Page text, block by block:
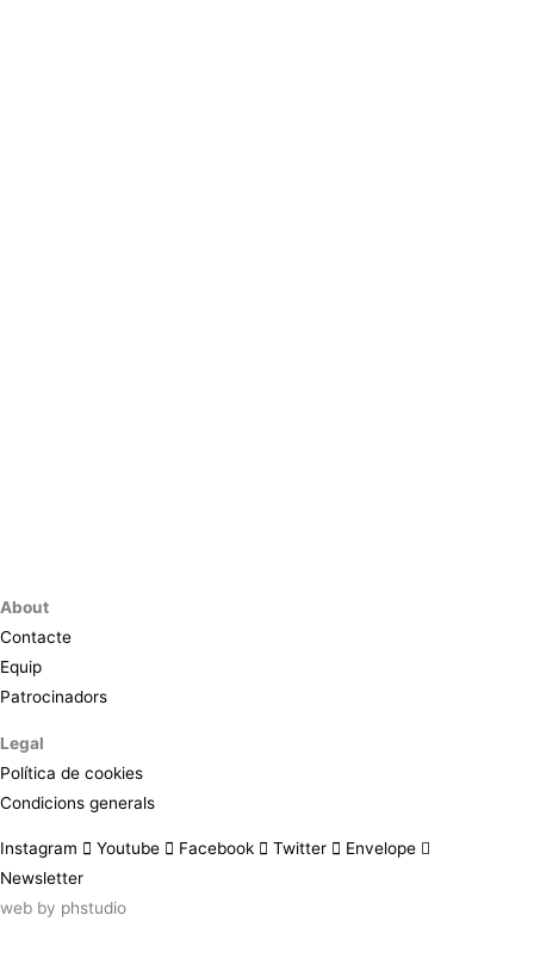
About
Contacte
Equip
Patrocinadors
Legal
Política de cookies
Condicions generals
Instagram Youtube Facebook Twitter
Envelope
Newsletter
web by phstudio